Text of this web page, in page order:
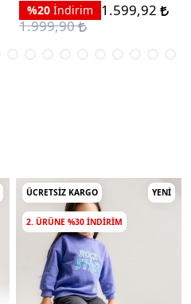
%20 İndirim
1.599,92
1.999,90
ÜCRETSIZ KARGO YENI
2. ÜRÜNE %30 INDIRIM